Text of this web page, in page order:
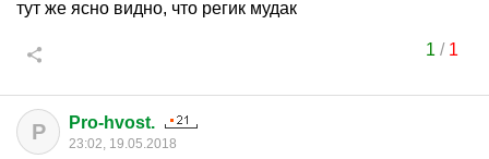
тут же ясно видно, что регик мудак
1 / 1
P Pro-hvost.
23:02, 19.05.2018